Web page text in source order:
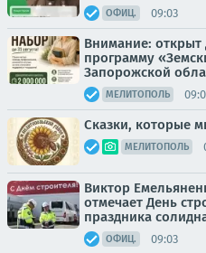
ОФИЦ. 09:03
Внимание:
программу
Запорожской
МЕЛИТОПОЛЬ
Сказки, которые
МЕЛИТОПОЛЬ
Виктор
отмечает День
праздника
ОФИЦ. 09:03